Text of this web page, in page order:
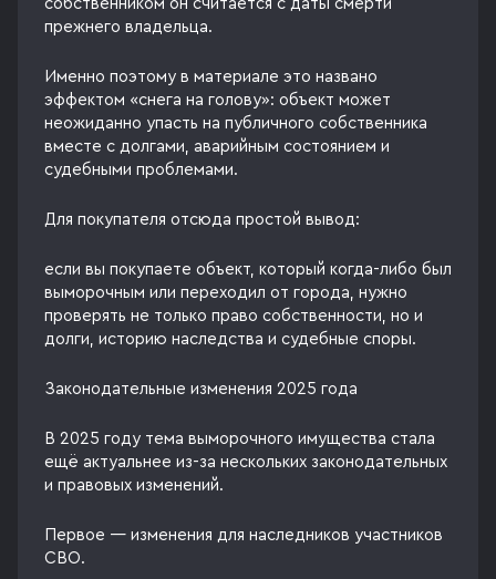
собственником он считается с даты смерти
прежнего владельца.
Именно поэтому в материале это названо
эффектом «снега на голову»: объект может
неожиданно упасть на публичного собственника
вместе с долгами, аварийным состоянием и
судебными проблемами.
Для покупателя отсюда простой вывод:
если вы покупаете объект, который когда-либо был
выморочным или переходил от города, нужно
проверять не только право собственности, но и
долги, историю наследства и судебные споры.
Законодательные изменения 2025 года
В 2025 году тема выморочного имущества стала
ещё актуальнее из-за нескольких законодательных
и правовых изменений.
Первое — изменения для наследников участников
СВО.